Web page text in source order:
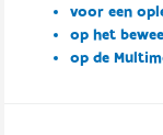
voor een
op het
op de